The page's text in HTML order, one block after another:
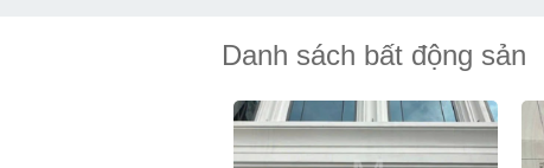
Danh sách bất động sản